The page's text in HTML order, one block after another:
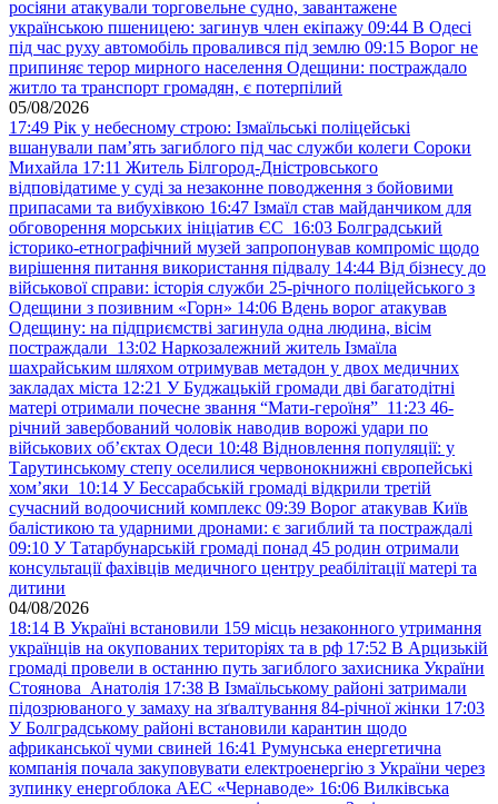
росіяни атакували торговельне судно, завантажене
українською пшеницею: загинув член екіпажу 09:44 В Одесі
під час руху автомобіль провалився під землю 09:15 Ворог не
припиняє терор мирного населення Одещини: постраждало
житло та транспорт громадян, є потерпілий
05/08/2026
17:49 Рік у небесному строю: Ізмаїльські поліцейські
вшанували пам’ять загиблого під час служби колеги Сороки
Михайла 17:11 Житель Білгород-Дністровського
відповідатиме у суді за незаконне поводження з бойовими
припасами та вибухівкою 16:47 Ізмаїл став майданчиком для
обговорення морських ініціатив ЄС 16:03 Болградський
історико-етнографічний музей запропонував компроміс щодо
вирішення питання використання підвалу 14:44 Від бізнесу до
військової справи: історія служби 25-річного поліцейського з
Одещини з позивним «Горн» 14:06 Вдень ворог атакував
Одещину: на підприємстві загинула одна людина, вісім
постраждали 13:02 Наркозалежний житель Ізмаїла
шахрайським шляхом отримував метадон у двох медичних
закладах міста 12:21 У Буджацькій громади дві багатодітні
матері отримали почесне звання “Мати-героїня” 11:23 46-
річний завербований чоловік наводив ворожі удари по
військових обʼєктах Одеси 10:48 Відновлення популяції: у
Тарутинському степу оселилися червонокнижні європейські
хом’яки 10:14 У Бессарабській громаді відкрили третій
сучасний водоочисний комплекс 09:39 Ворог атакував Київ
балістикою та ударними дронами: є загиблий та постраждалі
09:10 У Татарбунарській громаді понад 45 родин отримали
консультації фахівців медичного центру реабілітації матері та
дитини
04/08/2026
18:14 В Україні встановили 159 місць незаконного утримання
українців на окупованих територіях та в рф 17:52 В Арцизькій
громаді провели в останню путь загиблого захисника України
Стоянова Анатолія 17:38 В Ізмаїльському районі затримали
підозрюваного у замаху на зґвалтування 84-річної жінки 17:03
У Болградському районі встановили карантин щодо
африканської чуми свиней 16:41 Румунська енергетична
компанія почала закуповувати електроенергію з України через
зупинку енергоблока АЕС «Чернаводе» 16:06 Вилківська